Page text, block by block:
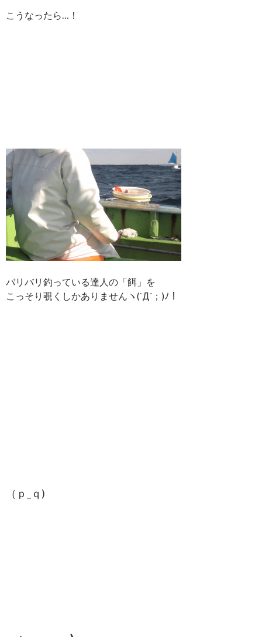
こうなったら…！
バリバリ釣っている達人の「餌」を
こっそり覗くしかありませんヽ(`Д´；)ﾉ！
（ｐ_ｑ)